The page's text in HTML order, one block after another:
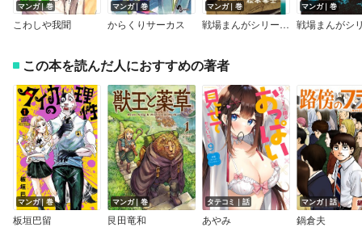
マンガ｜巻
こわしや我聞
マンガ｜巻
からくりサーカス
マンガ｜巻
戦場まんがシリーズ 衝撃降下90度
マンガ｜巻
この本を読んだ人におすすめの著者
マンガ｜巻
板垣巴留
マンガ｜巻
艮田竜和
タテコミ｜話
あやみ
マンガ｜話
鍋倉夫